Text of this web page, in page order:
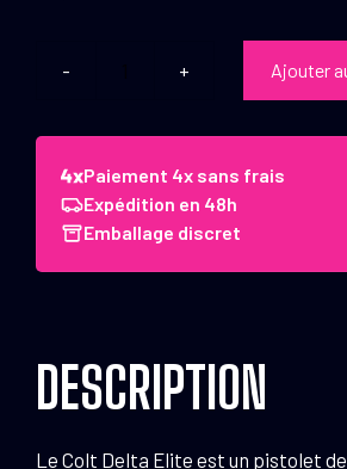
quantité
Pistolet
Colt
Delta
Elite
Stainless
Ajouter
Paiement 4x sans frais
Expédition en 48h
Emballage discret
DESCRIPTION
Le Colt Delta Elite est un pistolet